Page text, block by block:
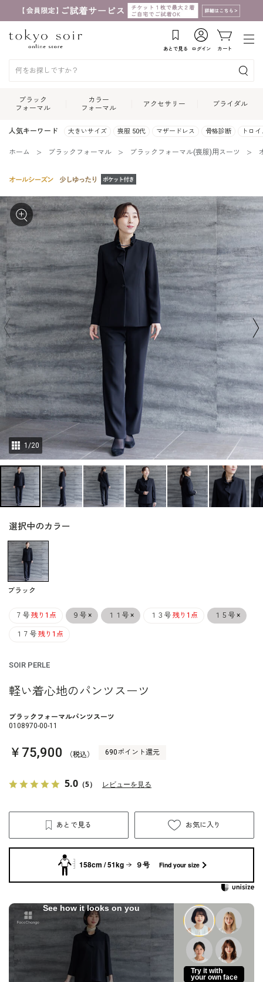
あとで見る ログイン カート
ブラック
フォーマル
カラー
フォーマル
アクセサリー ブライダル
人気キーワード 大きいサイズ 喪服 50代 マザードレス 骨格診断 トロ
ホーム ブラックフォーマル ブラックフォーマル(喪服)用スーツ
1 /20
選択中のカラー
ブラック
７号 残り1点 ９号 × １１号 × １３号 残り1点 １５号 ×
１７号 残り1点
SOIR PERLE
軽い着心地のパンツスーツ
ブラックフォーマルパンツスーツ
0108970-00-11
￥75,900 （税込） 690ポイント還元
5.0 （5） レビューを見る
あとで見る お気に入り
158cm / 51kg ９号 Find your size
See how it looks on you
Try it with
your own face